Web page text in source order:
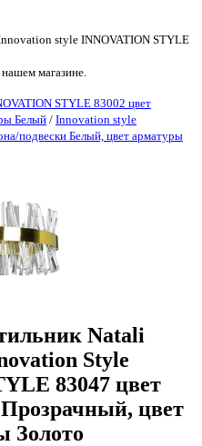
style INNOVATION STYLE
магазине.
STYLE 83002 цвет
Белый / Innovation style
подвески Белый, цвет арматуры
Natali
Style
83047 цвет
цвет
Золото